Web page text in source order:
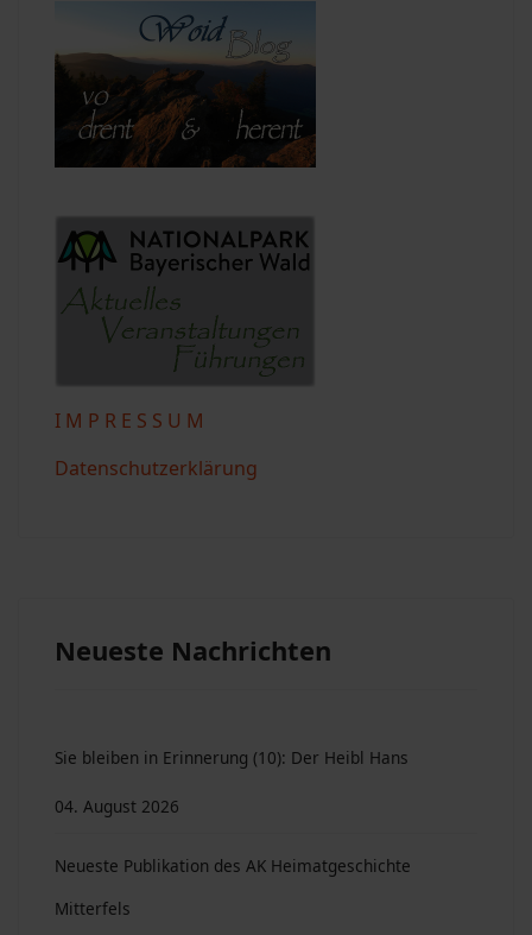
I M P R E S S U M
Datenschutzerklärung
Neueste Nachrichten
Sie bleiben in Erinnerung (10): Der Heibl Hans
04. August 2026
Neueste Publikation des AK Heimatgeschichte
Mitterfels